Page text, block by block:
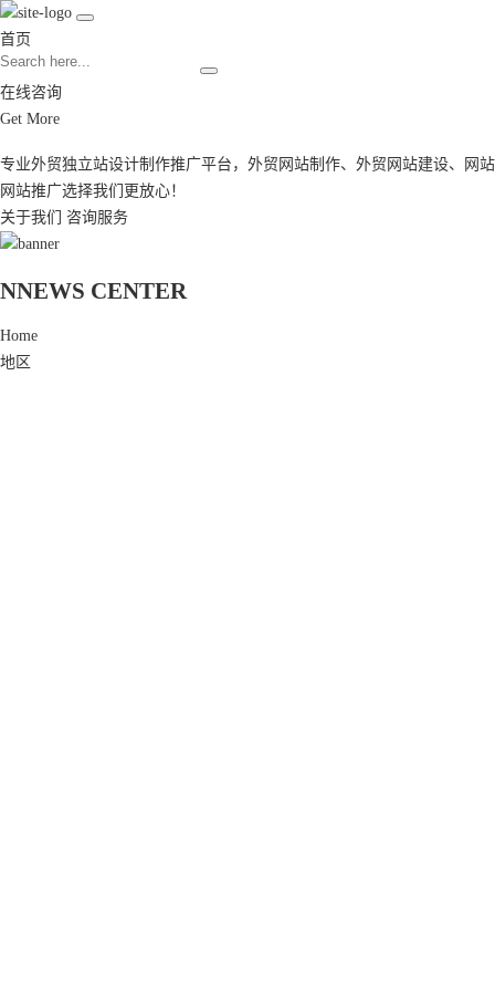
首页
在线咨询
Get More
专业外贸独立站设计制作推广平台， 外贸网站制作、 外贸网站建设、
网站
网站推广选择我们更放心！
关于我们
咨询服务
NNEWS CENTER
Home
地区